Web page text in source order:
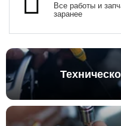
Все работы и
заранее